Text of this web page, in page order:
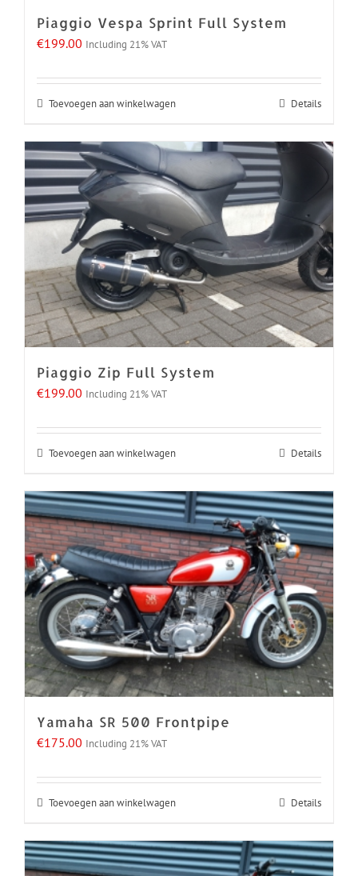
Piaggio Vespa Sprint Full System
€199.00 Including 21% VAT
Toevoegen aan winkelwagen Details
Piaggio Zip Full System
€199.00 Including 21% VAT
Toevoegen aan winkelwagen Details
Yamaha SR 500 Frontpipe
€175.00 Including 21% VAT
Toevoegen aan winkelwagen Details